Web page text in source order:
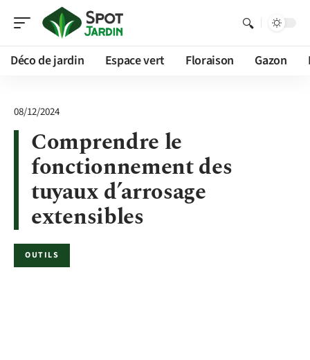
Déco de jardin Espace vert Floraison Gazon
08/12/2024
Comprendre le
fonctionnement des
tuyaux d’arrosage
extensibles
OUTILS